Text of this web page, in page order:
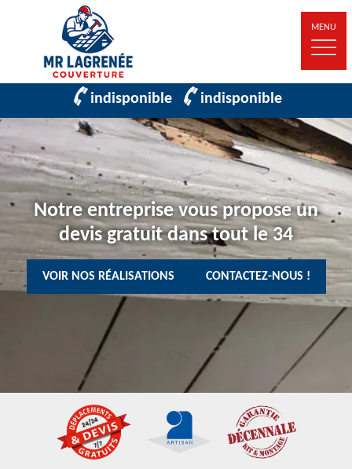
MENU
indisponible indisponible
Notre entreprise vous propose un
devis gratuit dans tout le 34
VOIR NOS RÉALISATIONS CONTACTEZ-NOUS !